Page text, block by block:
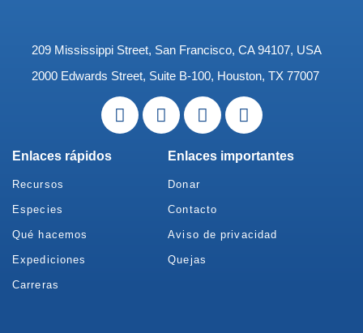
209 Mississippi Street, San Francisco, CA 94107, USA
2000 Edwards Street, Suite B-100, Houston, TX 77007
Enlaces rápidos
Recursos
Especies
Qué hacemos
Expediciones
Carreras
Enlaces importantes
Donar
Contacto
Aviso de privacidad
Quejas